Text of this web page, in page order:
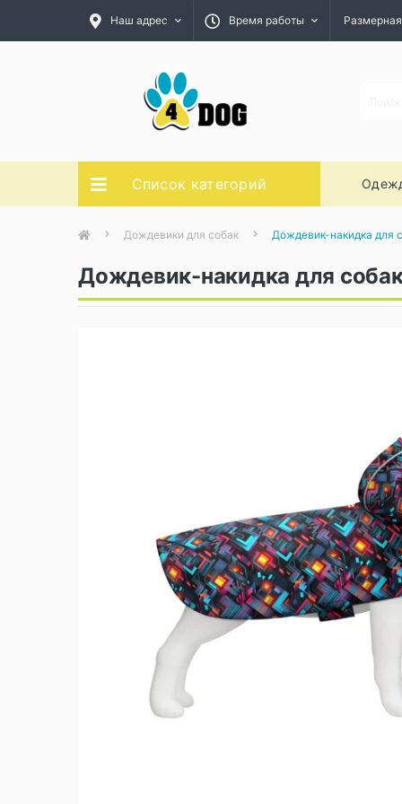
Наш адрес Время работы
Список категорий
Дождевики для собак Дождевик-накидка для
Дождевик-накидка для